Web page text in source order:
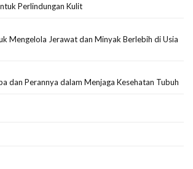
Perlindungan Kulit
Mengelola Jerawat dan Minyak Berlebih di Usia
dan Perannya dalam Menjaga Kesehatan Tubuh